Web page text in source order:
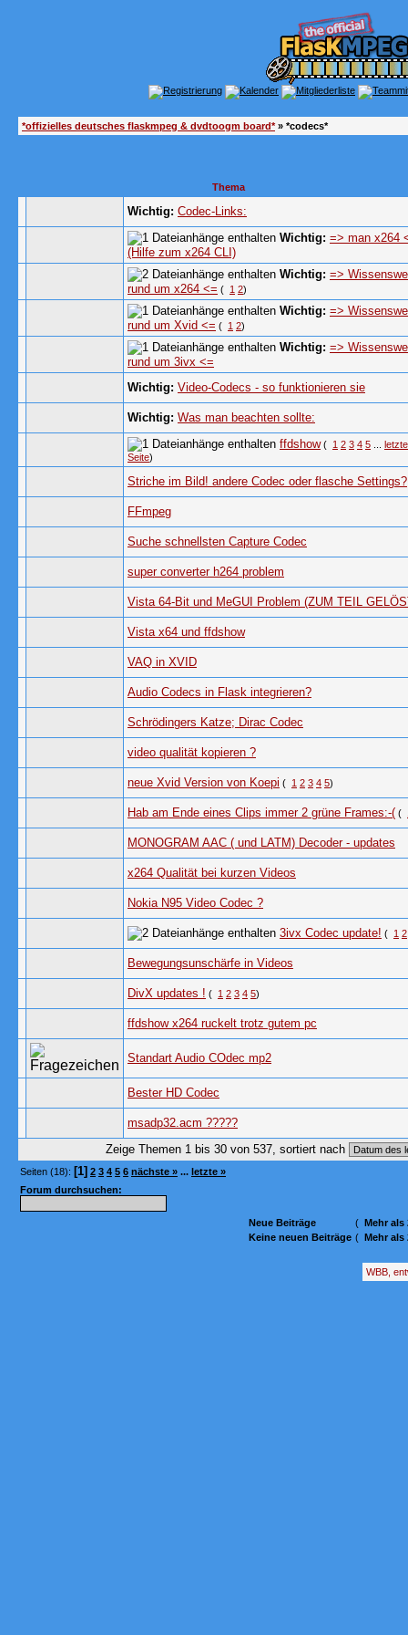
*offizielles deutsches flaskmpeg & dvdtoogm board*» *codecs*
Thema
Wichtig: Codec-Links:
Wichtig: => man x264
(Hilfe zum x264 CLI)
Wichtig: =>
rund um x264 <= ( 1 2)
Wichtig: =>
rund um Xvid <= ( 1 2)
Wichtig: =>
rund um 3ivx <=
Wichtig: Video-Codecs - so funktionieren sie
Wichtig: Was man beachten sollte:
ffdshow( 1 2 3 4 5
letzte
Seite)
Striche im Bild! andere Codec oder flasche Settings?
FFmpeg
Suche schnellsten Capture Codec
super converter h264 problem
Vista 64-Bit und MeGUI Problem (ZUM TEIL
Vista x64 und ffdshow
VAQ in XVID
Audio Codecs in Flask integrieren?
Schrödingers Katze; Dirac Codec
video qualität kopieren ?
neue Xvid Version von Koepi ( 1 2 3 4 5)
Hab am Ende eines Clips immer 2 grüne Frames:-( (
MONOGRAM AAC ( und LATM) Decoder - updates
x264 Qualität bei kurzen Videos
Nokia N95 Video Codec ?
3ivx Codec update! ( 1 2
Bewegungsunschärfe in Videos
DivX updates ! ( 1 2 3 4 5)
ffdshow x264 ruckelt trotz gutem pc
Standart Audio COdec mp2
Bester HD Codec
msadp32.acm ?????
Zeige Themen 1 bis 30 von 537, sortiert nach
Seiten (18): [1] 2 3 4 5 6 nächste » ... letzte »
Forum durchsuchen:
Neue Beiträge ( Mehr als
Keine neuen Beiträge ( Mehr als
WBB,